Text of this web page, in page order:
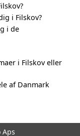
i Filskov?
i de
i Filskov eller
af Danmark
Aps